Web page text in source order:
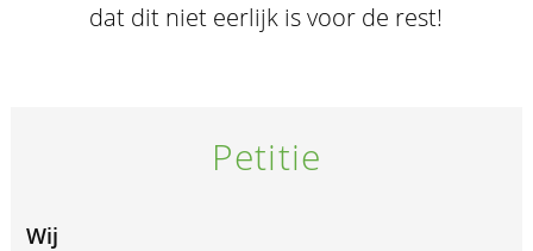
dat dit niet eerlijk is voor de rest!
Petitie
Wij